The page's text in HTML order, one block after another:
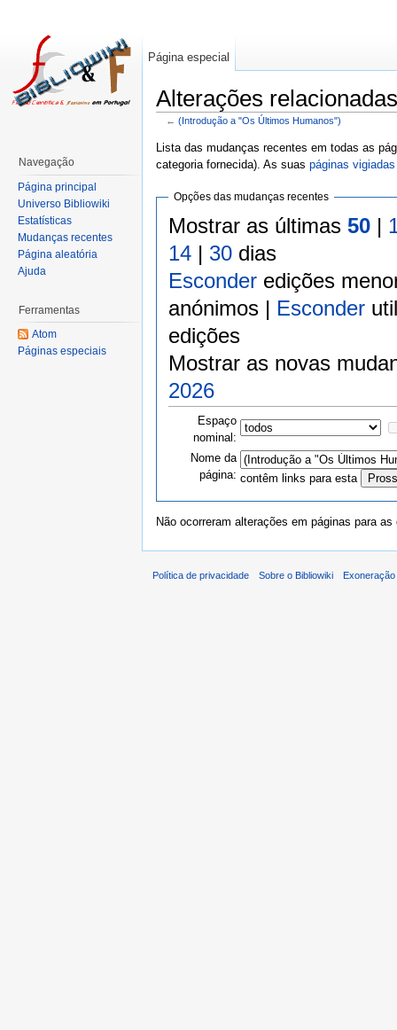
Alterações
← (Introdução a "Os Últimos Humanos")
Lista das mudanças recentes em todas as
categoria fornecida). As suas páginas vigiadas
Opções das mudanças recentes
Mostrar as últimas 50|
14| 30dias
Esconderedições
anónimos | Esconder
edições
Mostrar as novas
2026
Espaço
nominal:
Nome da
página: contêm links para esta
Não ocorreram alterações em páginas para
Página especial
Navegação
Página principal
Universo Bibliowiki
Estatísticas
Mudanças recentes
Página aleatória
Ajuda
Ferramentas
Atom
Páginas especiais
Política de privacidade Sobre o Bibliowiki